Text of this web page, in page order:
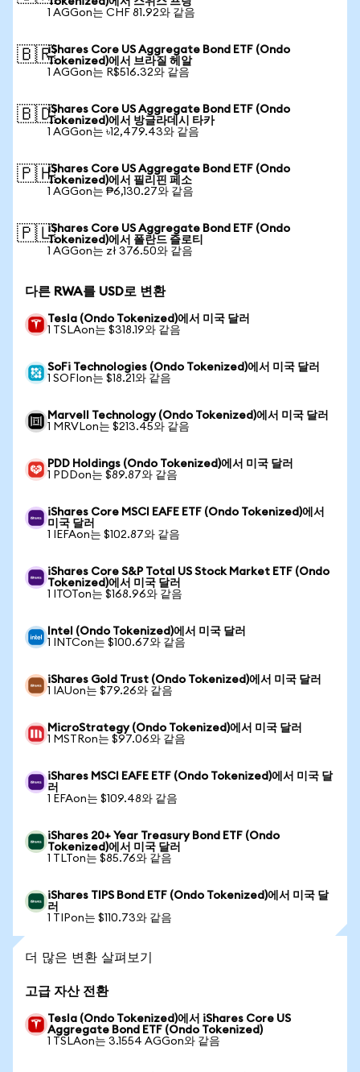
1 AGGon는 CHF 81.92와 같음
🇧🇷iShares Core US Aggregate Bond ETF (Ondo
Tokenized)에서 브라질 헤알
1 AGGon는 R$516.32와 같음
🇧🇩iShares Core US Aggregate Bond ETF (Ondo
Tokenized)에서 방글라데시 타카
1 AGGon는 ৳12,479.43와 같음
🇵🇭iShares Core US Aggregate Bond ETF (Ondo
Tokenized)에서 필리핀 페소
1 AGGon는 ₱6,130.27와 같음
🇵🇱iShares Core US Aggregate Bond ETF (Ondo
Tokenized)에서 폴란드 즐로티
1 AGGon는 zł 376.50와 같음
다른 RWA를 USD로 변환
Tesla (Ondo Tokenized)에서 미국 달러
1 TSLAon는 $318.19와 같음
SoFi Technologies (Ondo Tokenized)에서 미국 달러
1 SOFIon는 $18.21와 같음
Marvell Technology (Ondo Tokenized)에서 미국 달러
1 MRVLon는 $213.45와 같음
PDD Holdings (Ondo Tokenized)에서 미국 달러
1 PDDon는 $89.87와 같음
iShares Core MSCI EAFE ETF (Ondo Tokenized)에서
미국 달러
1 IEFAon는 $102.87와 같음
iShares Core S&P Total US Stock Market ETF (Ondo
Tokenized)에서 미국 달러
1 ITOTon는 $168.96와 같음
Intel (Ondo Tokenized)에서 미국 달러
1 INTCon는 $100.67와 같음
iShares Gold Trust (Ondo Tokenized)에서 미국 달러
1 IAUon는 $79.26와 같음
MicroStrategy (Ondo Tokenized)에서 미국 달러
1 MSTRon는 $97.06와 같음
iShares MSCI EAFE ETF (Ondo Tokenized)에서 미국 달
러
1 EFAon는 $109.48와 같음
iShares 20+ Year Treasury Bond ETF (Ondo
Tokenized)에서 미국 달러
1 TLTon는 $85.76와 같음
iShares TIPS Bond ETF (Ondo Tokenized)에서 미국 달
러
1 TIPon는 $110.73와 같음
더 많은 변환 살펴보기
고급 자산 전환
Tesla (Ondo Tokenized)에서 iShares Core US
Aggregate Bond ETF (Ondo Tokenized)
1 TSLAon는 3.1554 AGGon와 같음